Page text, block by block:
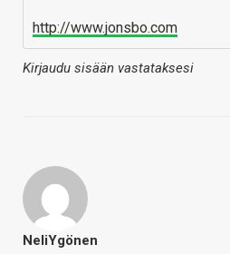
http://www.jonsbo.com
Kirjaudu sisään vastataksesi
NeliYgönen